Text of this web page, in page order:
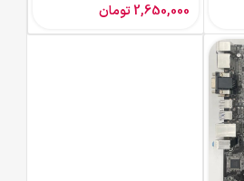
2,650,000تومان